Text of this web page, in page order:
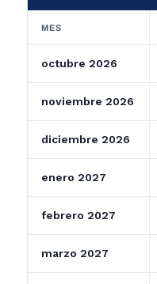
MES
octubre 2026
noviembre 2026
diciembre 2026
enero 2027
febrero 2027
marzo 2027